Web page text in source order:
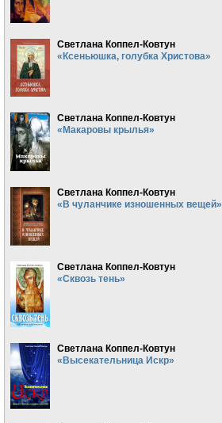
Светлана Коппел-Ковтун
«Ксеньюшка, голубка Христова»
Светлана Коппел-Ковтун
«Макаровы крылья»
Светлана Коппел-Ковтун
«В чуланчике изношенных вещей»
Светлана Коппел-Ковтун
«Сквозь тень»
Светлана Коппел-Ковтун
«Высекательница Искр»